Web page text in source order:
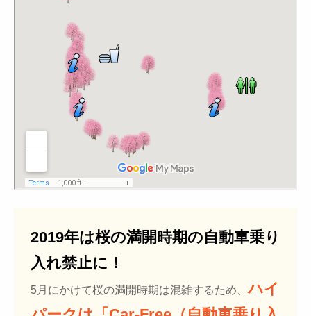
2019年は桜の満開時期の自動車乗り
入れ禁止に！
5月にかけて桜の満開時期は混雑するため、ハイ